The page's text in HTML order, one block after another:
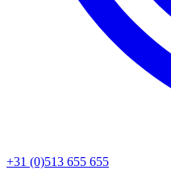
+31 (0)513 655 655